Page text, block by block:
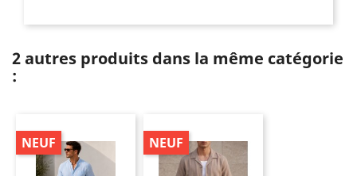
2 autres produits dans la même catégorie
:
NEUF NEUF